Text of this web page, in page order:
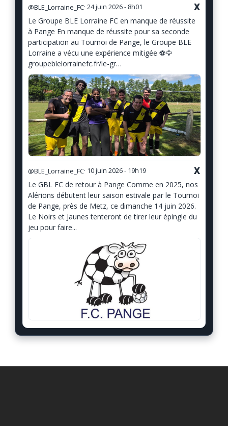
@BLE_Lorraine_FC· 24 juin 2026 - 8h01 X
Le Groupe BLE Lorraine FC en manque de réussite
à Pange En manque de réussite pour sa seconde
participation au Tournoi de Pange, le Groupe BLE
Lorraine a vécu une expérience mitigée ⚽️🦅
groupeblelorrainefc.fr/le-gr…
@BLE_Lorraine_FC· 10 juin 2026 - 19h19 X
Le GBL FC de retour à Pange Comme en 2025, nos
Alérions débutent leur saison estivale par le Tournoi
de Pange, près de Metz, ce dimanche 14 juin 2026.
Le Noirs et Jaunes tenteront de tirer leur épingle du
jeu pour faire...